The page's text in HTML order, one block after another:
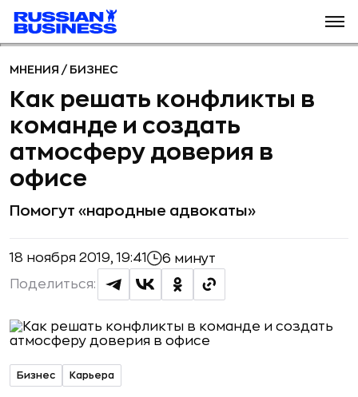
МНЕНИЯ / БИЗНЕС
Как решать конфликты в
команде и создать
атмосферу доверия в
офисе
Помогут «народные адвокаты»
18 ноября 2019, 19:41 6 минут
Поделиться:
Бизнес Карьера